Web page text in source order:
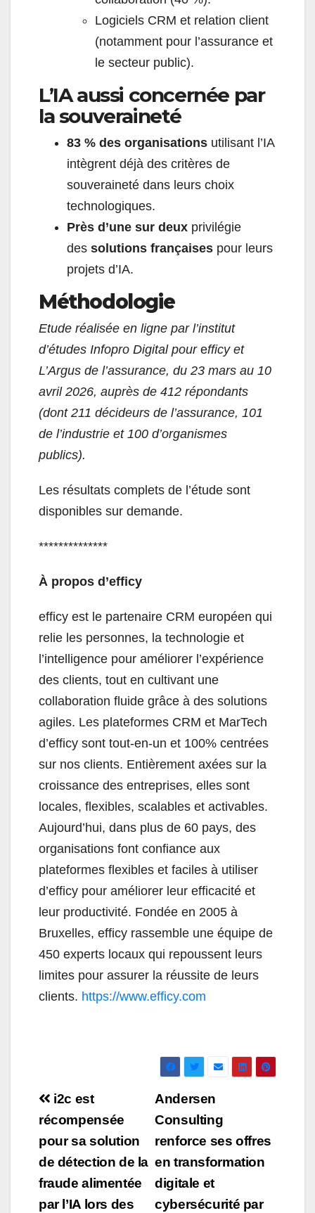
Logiciels CRM et relation client
(notamment pour l’assurance et
le secteur public).
L’IA aussi concernée par
la souveraineté
83 % des organisations utilisant l’IA
intègrent déjà des critères de
souveraineté dans leurs choix
technologiques.
Près d’une sur deux privilégie
des solutions françaises pour leurs
projets d’IA.
Méthodologie
Etude réalisée en ligne par l’institut
d’études Infopro Digital pourefficy et
L’Argus de l’assurance, du 23 mars au 10
avril 2026, auprès de 412 répondants
(dont 211 décideurs de l’assurance, 101
de l’industrie et 100 d’organismes
publics).
Les résultats complets de l’étude sont
disponibles sur demande.
**************
À propos d’efficy
efficy est le partenaire CRM européen qui
relie les personnes, la technologie et
l’intelligence pour améliorer l’expérience
des clients, tout en cultivant une
collaboration fluide grâce à des solutions
agiles. Les plateformes CRM et MarTech
d’efficy sont tout-en-un et 100% centrées
sur nos clients. Entièrement axées sur la
croissance des entreprises, elles sont
locales, flexibles, scalables et activables.
Aujourd’hui, dans plus de 60 pays, des
organisations font confiance aux
plateformes flexibles et faciles à utiliser
d’efficy pour améliorer leur efficacité et
leur productivité. Fondée en 2005 à
Bruxelles, efficy rassemble une équipe de
450 experts locaux qui repoussent leurs
limites pour assurer la réussite de leurs
clients. https://www.efficy.com
Navigation
de
l’article
Andersen
Consulting
renforce ses offres
en transformation
digitale et
cybersécurité par
i2c est
récompensée
pour sa solution
de détection de la
fraude alimentée
par l’IA lors des